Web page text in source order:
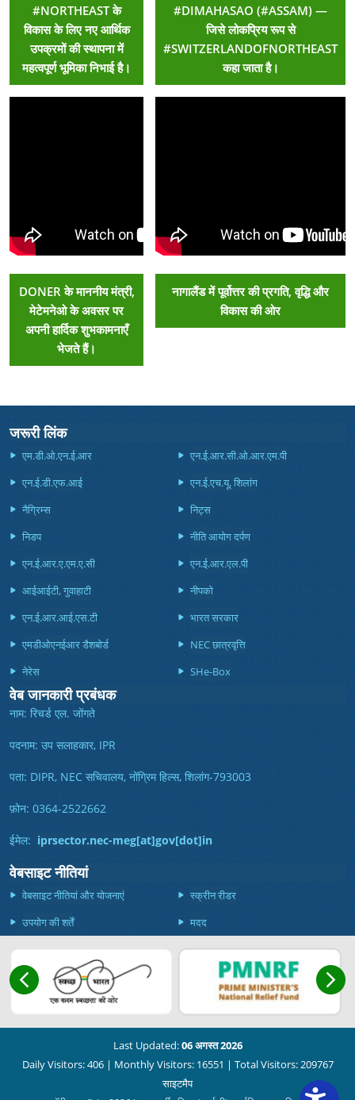
#NORTHEAST के
विकास के लिए नए आर्थिक
उपक्रमों की स्थापना में
महत्वपूर्ण भूमिका निभाई है।
#DIMAHASAO (#ASSAM) —
जिसे लोकप्रिय रूप से
#SWITZERLANDOFNORTHEAST
कहा जाता है।
DONER के माननीय मंत्री,
मेटेमनेओ के अवसर पर
अपनी हार्दिक शुभकामनाएँ
भेजते हैं।
नागालैंड में पूर्वोत्तर की प्रगति, वृद्धि और
विकास की ओर
जरूरी लिंक
एम.डी.ओ.एन.ई.आर
एन.ई.आर.सी.ओ.आर.एम.पी
एन.ई.डी.एफ.आई
एन.ई.एच.यू, शिलांग
नैग्रिम्स
निट्स
निडप
नीति आयोग दर्पण
एन.ई.आर.ए.एम.ए.सी
एन.ई.आर.एल.पी
आईआईटी, गुवाहाटी
नीपको
एन.ई.आर.आई.एस.टी
भारत सरकार
एमडीओएनईआर डैशबोर्ड
NEC छात्रवृत्ति
नेरेस
SHe-Box
वेब जानकारी प्रबंधक
नाम: रिचर्ड एल. जोंगते
पदनाम: उप सलाहकार, IPR
पता: DIPR, NEC सचिवालय, नोंग्रिम हिल्स, शिलांग-793003
फ़ोन: 0364-2522662
ईमेल: iprsector.nec-meg[at]gov[dot]in
वेबसाइट नीतियां
वेबसाइट नीतियां और योजनाएं
स्क्रीन रीडर
उपयोग की शर्तें
मदद
Last Updated:06 अगस्त 2026
Daily Visitors: 406| Monthly Visitors: 16551 | Total Visitors: 209767
साइटमैप